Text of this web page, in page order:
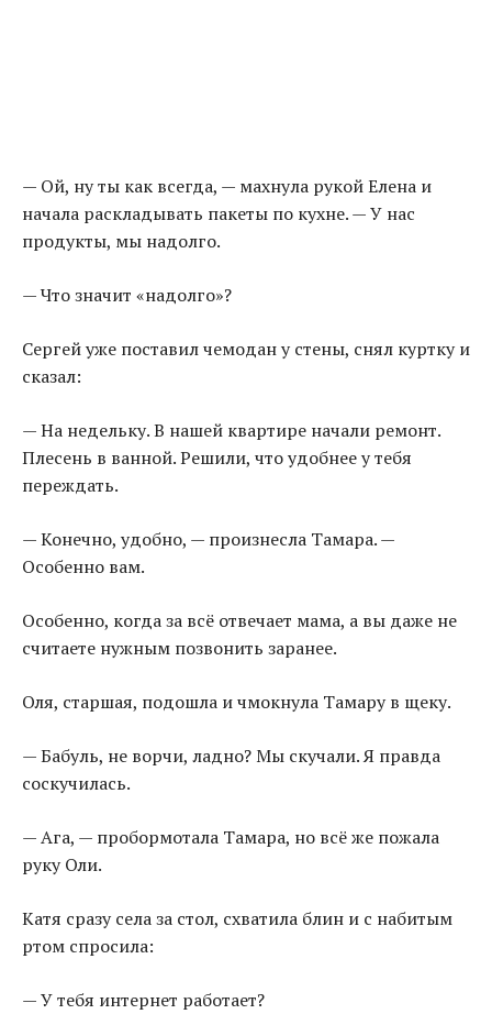
— Ой, ну ты как всегда, — махнула рукой Елена и
начала раскладывать пакеты по кухне. — У нас
продукты, мы надолго.
— Что значит «надолго»?
Сергей уже поставил чемодан у стены, снял куртку и
сказал:
— На недельку. В нашей квартире начали ремонт.
Плесень в ванной. Решили, что удобнее у тебя
переждать.
— Конечно, удобно, — произнесла Тамара. —
Особенно вам.
Особенно, когда за всё отвечает мама, а вы даже не
считаете нужным позвонить заранее.
Оля, старшая, подошла и чмокнула Тамару в щеку.
— Бабуль, не ворчи, ладно? Мы скучали. Я правда
соскучилась.
— Ага, — пробормотала Тамара, но всё же пожала
руку Оли.
Катя сразу села за стол, схватила блин и с набитым
ртом спросила:
— У тебя интернет работает?